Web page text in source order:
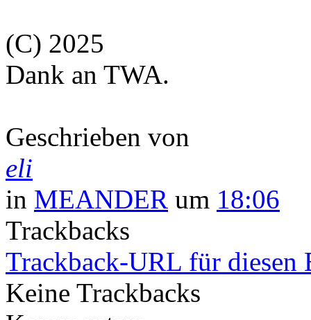
(C) 2025
Dank an TWA.
Geschrieben von
eli
in MEANDER um 18:06
Trackbacks
Trackback-URL für diesen
Keine Trackbacks